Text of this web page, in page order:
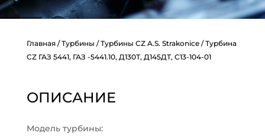
Главная/Турбины /Турбины CZ A.S. Strakonice/ Турбина
CZ ГАЗ 5441, ГАЗ -5441.10, Д130Т, Д145ДТ, C13-104-01
ОПИСАНИЕ
Модель турбины: